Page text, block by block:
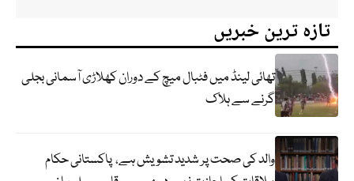
تازہ ترین خبریں
تھائی لینڈ میں فٹبال میچ کے دوران کھلاڑی آسمانی بجلی
گرنے سے ہلاک
والد کی صحت پر شدید تشویش ہے، پاکستانی حکام